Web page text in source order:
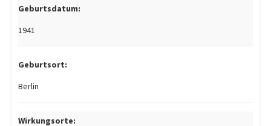
Geburtsdatum:
1941
Geburtsort:
Berlin
Wirkungsorte: